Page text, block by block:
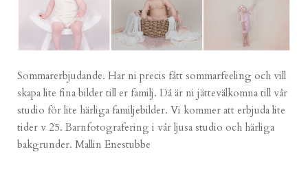
Sommarerbjudande. Har ni precis fått sommarfeeling och vill
skapa lite fina bilder till er familj. Då är ni jättevälkomna till vår
studio för lite härliga familjebilder. Vi kommer att erbjuda lite
tider v 25. Barnfotografering i vår ljusa studio och härliga
bakgrunder. Mallin Enestubbe